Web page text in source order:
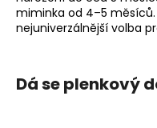
miminka od 4–5
nejuniverzálnější volba
Dá se plenkový